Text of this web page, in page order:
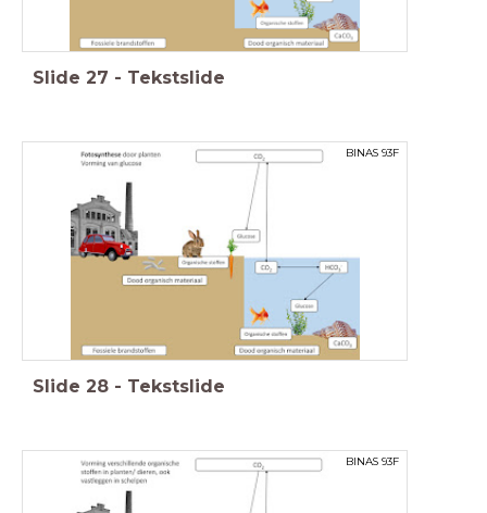
Slide 27 - Tekstslide
BINAS 93F
Slide 28 - Tekstslide
BINAS 93F